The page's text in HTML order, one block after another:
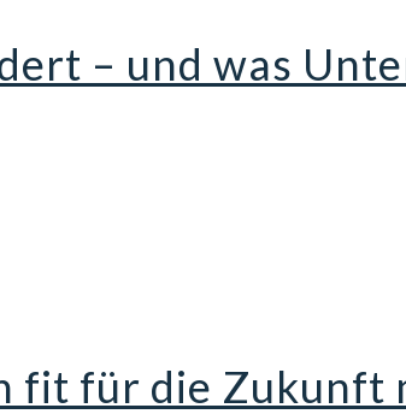
– und was
fit für die Zukunft